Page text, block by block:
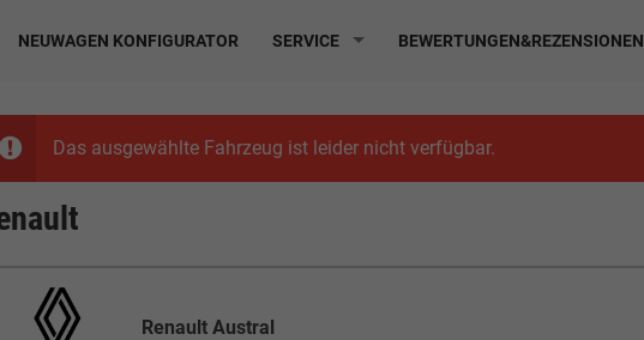
NEUWAGEN KONFIGURATOR SERVICE BEWERTUNGEN&REZENSIONEN
Das ausgewählte Fahrzeug ist leider nicht verfügbar.
Renault Austral